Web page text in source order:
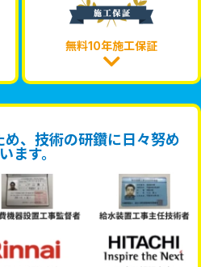
無料10年施工保証
、技術の研鑽に日々努め
ます。